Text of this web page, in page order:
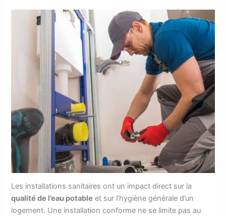
Les installations sanitaires ont un impact direct sur la
qualité de l’eau potable et sur l’hygiène générale d’un
logement. Une installation conforme ne se limite pas au